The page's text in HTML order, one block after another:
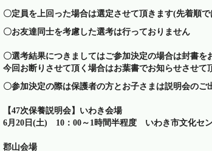
〇定員を上回った場合は選定させて頂きます(先着順
〇お友達同士を考慮した選考は行っておりません
〇選考結果につきましてはご参加決定の場合は封書を
今回お断りさせて頂く場合はお葉書でお知らせさせて
〇参加決定の際は保護者の方とお子さまは説明会のご
【47次保養説明会】 いわき会場
6月20日(土) 10：00～1時間半程度 いわき市文化セ
郡山会場